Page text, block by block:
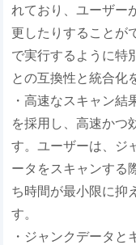
れており、ユーザー
更したりすること
で実行するように特
との互換性と統合化
・高速なスキャン
を採用し、高速かつ
す。ユーザーは、ジ
ータをスキャンする
ち時間が最小限に抑
す。
・ジャンクデータ